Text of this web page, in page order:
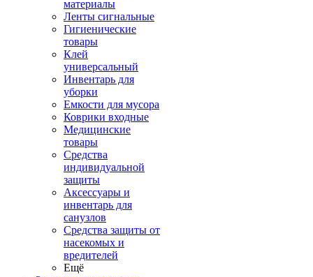
материалы
Ленты сигнальные
Гигиенические
товары
Клей
универсальный
Инвентарь для
уборки
Емкости для мусора
Коврики входные
Медицинские
товары
Средства
индивидуальной
защиты
Аксессуары и
инвентарь для
санузлов
Средства защиты от
насекомых и
вредителей
Ещё